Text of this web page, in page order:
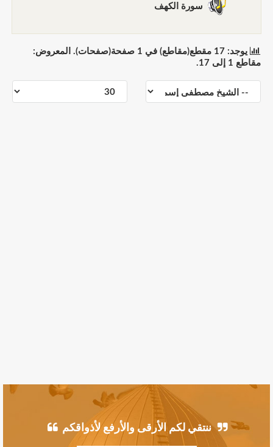
سورة الكهف
يوجد: 17 مقطع(مقاطع) في 1 صفحة(صفحات). المعروض:
مقاطع 1 إلى 17.
ننتقي لكم الأرقى والأرفع لأذواقكم